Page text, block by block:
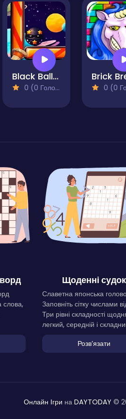
Black Ball Star Chaser
0 (0 Голосів) 0 (0
слова,
Щоденні
Славетна японська
Заповніть сітку числами
Три рівні складності
легкий, середній і
Розвʼязати
Онлайн Ігри на DAYTODAY ©